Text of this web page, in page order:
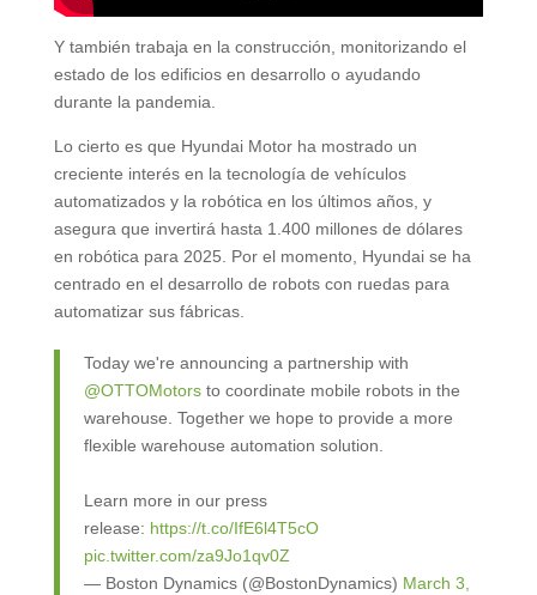
Y también trabaja en la construcción, monitorizando el
estado de los edificios en desarrollo o ayudando
durante la pandemia.
Lo cierto es que Hyundai Motor ha mostrado un
creciente interés en la tecnología de vehículos
automatizados y la robótica en los últimos años, y
asegura que invertirá hasta 1.400 millones de dólares
en robótica para 2025. Por el momento, Hyundai se ha
centrado en el desarrollo de robots con ruedas para
automatizar sus fábricas.
Today we're announcing a partnership with
@OTTOMotorsto coordinate mobile robots in the
warehouse. Together we hope to provide a more
flexible warehouse automation solution.
Learn more in our press
release: https://t.co/IfE6l4T5cO
pic.twitter.com/za9Jo1qv0Z
— Boston Dynamics (@BostonDynamics) March 3,